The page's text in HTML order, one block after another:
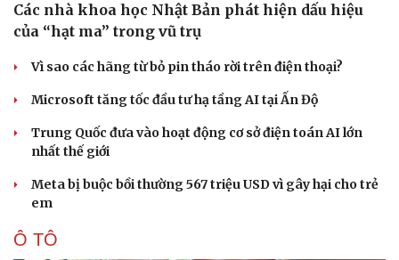
Các nhà khoa học Nhật Bản phát hiện dấu hiệu
của “hạt ma” trong vũ trụ
Vì sao các hãng từ bỏ pin tháo rời trên điện thoại?
Microsoft tăng tốc đầu tư hạ tầng AI tại Ấn Độ
Trung Quốc đưa vào hoạt động cơ sở điện toán AI lớn
nhất thế giới
Meta bị buộc bồi thường 567 triệu USD vì gây hại cho trẻ
em
Ô TÔ